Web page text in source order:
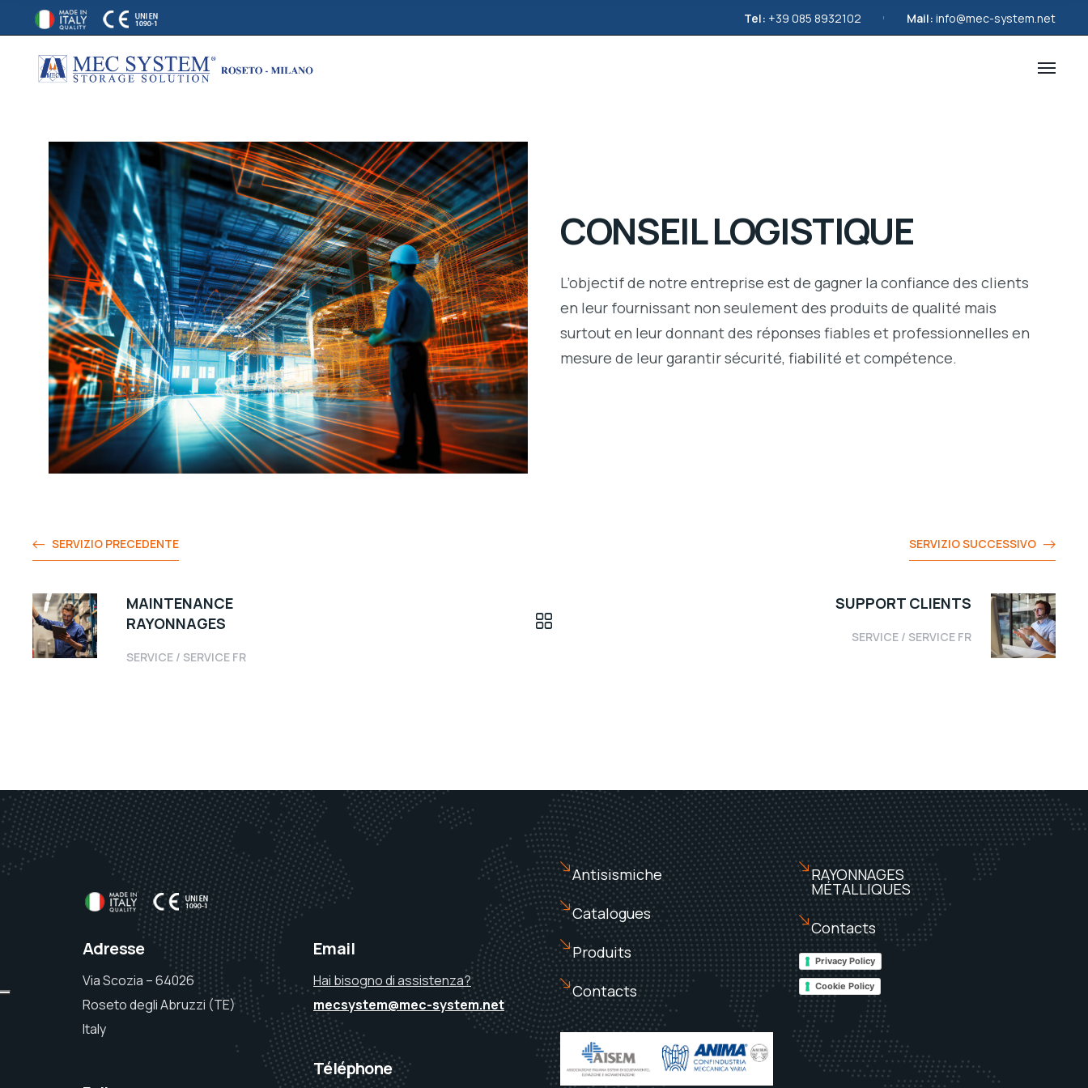
Tel: +39 085 8932102 Mail: info@mec-system.net
CONSEIL LOGISTIQUE
L’objectif de notre entreprise est de gagner la confiance des clients
en leur fournissant non seulement des produits de qualité mais
surtout en leur donnant des réponses fiables et professionnelles en
mesure de leur garantir sécurité, fiabilité et compétence.
SERVIZIO PRECEDENTE
MAINTENANCE
RAYONNAGES
SERVICE / SERVICE FR
SERVIZIO SUCCESSIVO
SUPPORT CLIENTS
SERVICE / SERVICE FR
Adresse
Via Scozia – 64026
Roseto degli Abruzzi (TE)
Italy
Email
Hai bisogno di assistenza?
mecsystem@mec-system.net
Téléphone
Antisismiche
Catalogues
Produits
Contacts
RAYONNAGES
MÉTALLIQUES
Contacts
Privacy Policy
Cookie Policy